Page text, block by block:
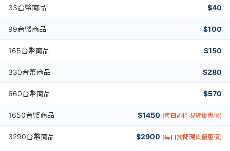
33台幣商品 $40
99台幣商品 $100
165台幣商品 $150
330台幣商品 $280
660台幣商品 $570
1650台幣商品 $1450 (每日詢問現貨優惠價)
3290台幣商品 $2900 (每日詢問現貨優惠價)